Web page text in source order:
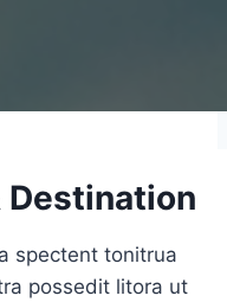
Destination
spectent tonitrua
possedit litora ut